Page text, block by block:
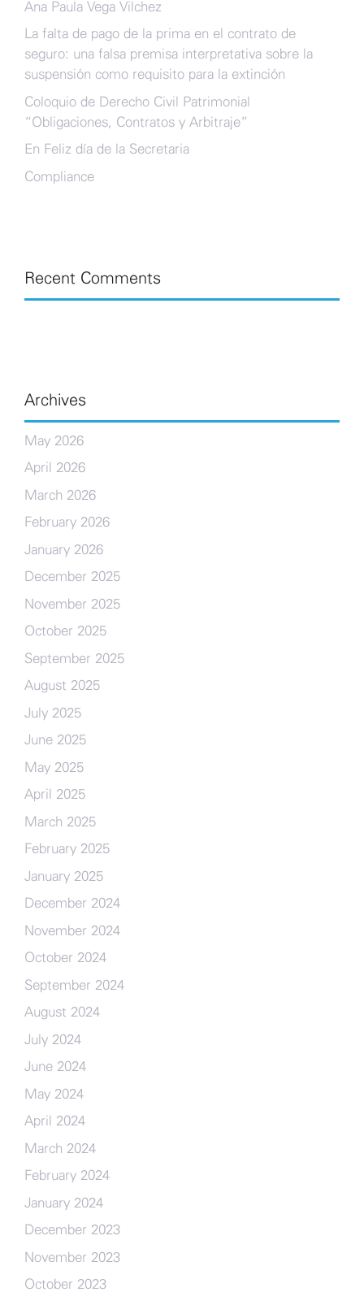
Ana Paula Vega Vilchez
La falta de pago de la prima en el contrato de
seguro: una falsa premisa interpretativa sobre la
suspensión como requisito para la extinción
Coloquio de Derecho Civil Patrimonial
“Obligaciones, Contratos y Arbitraje”
En Feliz día de la Secretaria
Compliance
Recent Comments
Archives
May 2026
April 2026
March 2026
February 2026
January 2026
December 2025
November 2025
October 2025
September 2025
August 2025
July 2025
June 2025
May 2025
April 2025
March 2025
February 2025
January 2025
December 2024
November 2024
October 2024
September 2024
August 2024
July 2024
June 2024
May 2024
April 2024
March 2024
February 2024
January 2024
December 2023
November 2023
October 2023